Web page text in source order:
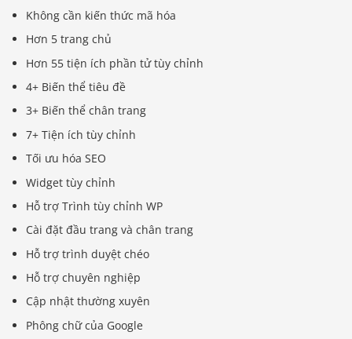
Không cần kiến ​​thức mã hóa
Hơn 5 trang chủ
Hơn 55 tiện ích phần tử tùy chỉnh
4+ Biến thể tiêu đề
3+ Biến thể chân trang
7+ Tiện ích tùy chỉnh
Tối ưu hóa SEO
Widget tùy chỉnh
Hỗ trợ Trình tùy chỉnh WP
Cài đặt đầu trang và chân trang
Hỗ trợ trình duyệt chéo
Hỗ trợ chuyên nghiệp
Cập nhật thường xuyên
Phông chữ của Google